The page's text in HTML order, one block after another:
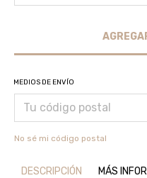
MEDIOS DE ENVÍO
No sé mi código postal
DESCRIPCIÓN MÁS